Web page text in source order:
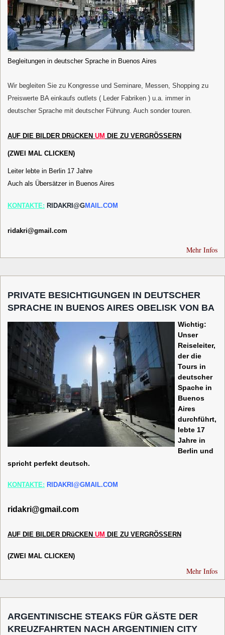
Begleitungen in deutscher Sprache in Buenos Aires
Wir begleiten Sie zu Kongresse und Seminare, Messen, Shopping zu
Preiswerte BA einkaufs outlets ( Leder Fabriken ) u.a. immer in
deutscher Sprache mit deutscher Führung. Auch sonder touren.
AUF DIE BILDER DRüCKEN UM DIE ZU VERGRÖSSERN
(ZWEI MAL CLICKEN)
Leiter lebte in Berlin 17 Jahre
Auch als Übersätzer in Buenos Aires
KONTAKTE: RIDAKRI@GMAIL.COM
ridakri@gmail.com
Mehr Infos
PRIVATE BESICHTIGUNGEN IN DEUTSCHER
SPRACHE IN BUENOS AIRES OBELISK VON BA
Wichtig:
Unser
Reiseleiter,
der die
Tours in
deutscher
Spache in
Buenos
Aires
durchführt,
lebte 17
Jahre in
Berlin und
spricht perfekt deutsch.
KONTAKTE: RIDAKRI@GMAIL.COM
ridakri@gmail.com
AUF DIE B ILDER DRüCKEN UM DIE ZU VERGRÖSSERN
(ZWEI MAL CLICKEN)
Mehr Infos
ARGENTINISCHE STEAKS FÜR GÄSTE DER
KREUZFAHRTEN NACH ARGENTINIEN CITY